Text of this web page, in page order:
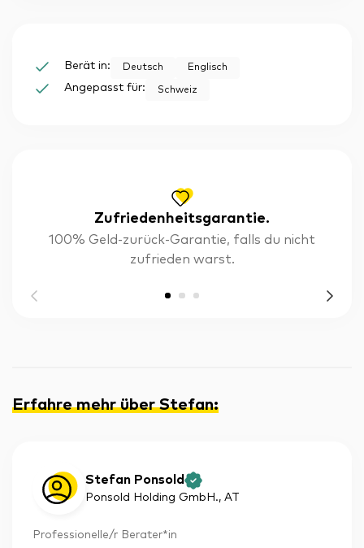
Zufriedenheitsgarantie.
100% Geld-zurück-Garantie, falls du nicht
zufrieden warst.
Erfahre mehr über Stefan:
Stefan Ponsold
Ponsold Holding GmbH., AT
Professionelle/r Berater*in
Berät in: Deutsch Englisch
Angepasst für: Schweiz